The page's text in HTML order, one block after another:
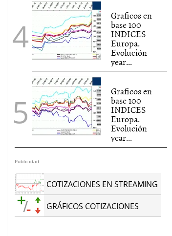
Graficos en
base 100
INDICES
Europa.
Evolución
year...
Graficos en
base 100
INDICES
Europa.
Evolución
year...
Publicidad
COTIZACIONES EN STREAMING
GRÁFICOS COTIZACIONES